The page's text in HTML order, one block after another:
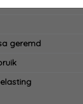
geremd